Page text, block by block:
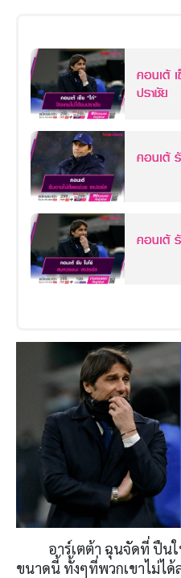
คอนเต้
ปราชัย
คอนเต้
คอนเต้
อาร์เตต้า ฉุนจัดที่ ปืนใ
ขนาดนี้ ทั้งๆที่พวกเขาไม่ได้